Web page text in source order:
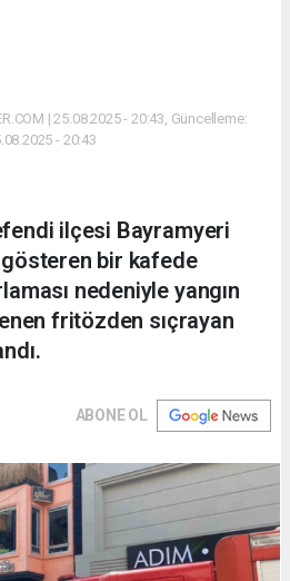
| 25.08.2025 - 20:43, Güncelleme:
- 20:43
ilçesi Bayramyeri
gösteren bir kafede
nedeniyle yangın
fritözden sıçrayan
ABONE OL